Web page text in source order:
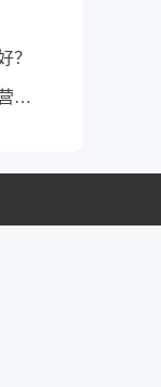
？
绘本阅读创业第一年就盈利的运营秘诀！